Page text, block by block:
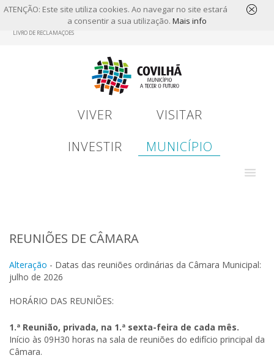
ATENÇÃO: Este site utiliza cookies. Ao navegar no site estará
a consentir a sua utilização. Mais info
LIVRO DE RECLAMAÇÕES
VIVER
VISITAR
INVESTIR
MUNICÍPIO
REUNIÕES DE CÂMARA
Alteração - Datas das reuniões ordinárias da Câmara Municipal:
julho de 2026
HORÁRIO DAS REUNIÕES:
1.ª Reunião, privada, na 1.ª sexta-feira de cada mês.
Início às 09H30 horas na sala de reuniões do edifício principal da
Câmara.